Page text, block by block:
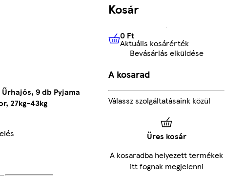
9 db Pyjama
27kg-43kg
Kosár
0 FtAktuális kosárérték
0 Ft
Aktuális kosárérték
Bevásárlás elküldése
A kosarad
Válassz szolgáltatásaink közül
Üres kosár
A kosaradba helyezett termékek
itt fognak megjelenni